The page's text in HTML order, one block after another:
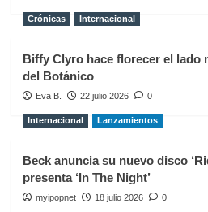
Crónicas Internacional
Biffy Clyro hace florecer el lado
del Botánico
Eva B. 22 julio 2026 0
Internacional Lanzamientos
Beck anuncia su nuevo disco
presenta ‘In The Night’
myipopnet 18 julio 2026 0